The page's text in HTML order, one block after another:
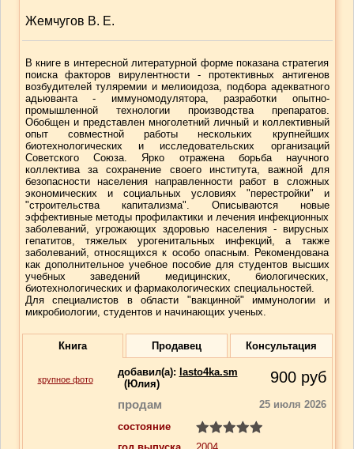
Жемчугов В. Е.
В книге в интересной литературной форме показана стратегия
поиска факторов вирулентности - протективных антигенов
возбудителей туляремии и мелиоидоза, подбора адекватного
адьюванта - иммуномодулятора, разработки опытно-
промышленной технологии производства препаратов.
Обобщен и представлен многолетний личный и коллективный
опыт совместной работы нескольких крупнейших
биотехнологических и исследовательских организаций
Советского Союза. Ярко отражена борьба научного
коллектива за сохранение своего института, важной для
безопасности населения направленности работ в сложных
экономических и социальных условиях "перестройки" и
"строительства капитализма". Описываются новые
эффективные методы профилактики и лечения инфекционных
заболеваний, угрожающих здоровью населения - вирусных
гепатитов, тяжелых урогенитальных инфекций, а также
заболеваний, относящихся к особо опасным. Рекомендована
как дополнительное учебное пособие для студентов высших
учебных заведений медицинских, биологических,
биотехнологических и фармакологических специальностей.
Для специалистов в области "вакцинной" иммунологии и
микробиологии, студентов и начинающих ученых.
Книга Продавец Консультация
крупное фото
добавил(a): lasto4ka.sm
(Юлия)
900 руб
продам
25 июля 2026
состояние